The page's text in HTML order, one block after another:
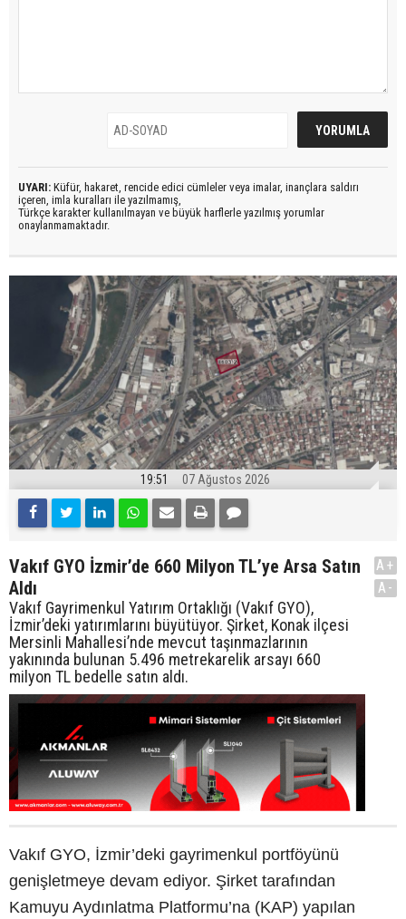
UYARI: Küfür, hakaret, rencide edici cümleler veya imalar, inançlara saldırı
içeren, imla kuralları ile yazılmamış,
Türkçe karakter kullanılmayan ve büyük harflerle yazılmış yorumlar
onaylanmamaktadır.
19:51 07 Ağustos 2026
Vakıf GYO İzmir’de 660 Milyon TL’ye Arsa Satın
Aldı
Vakıf Gayrimenkul Yatırım Ortaklığı (Vakıf GYO),
İzmir’deki yatırımlarını büyütüyor. Şirket, Konak ilçesi
Mersinli Mahallesi’nde mevcut taşınmazlarının
yakınında bulunan 5.496 metrekarelik arsayı 660
milyon TL bedelle satın aldı.
A+
A-
Vakıf GYO, İzmir’deki gayrimenkul portföyünü
genişletmeye devam ediyor. Şirket tarafından
Kamuyu Aydınlatma Platformu’na (KAP) yapılan